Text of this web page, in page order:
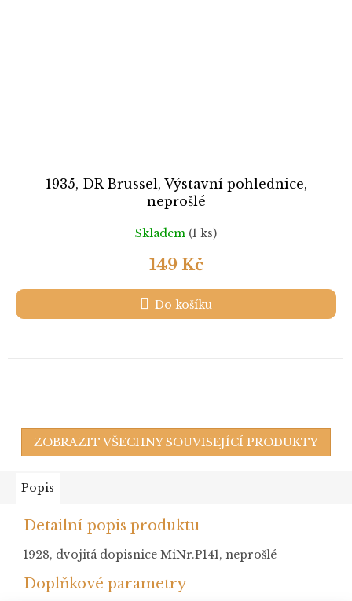
1935, DR Brussel, Výstavní pohlednice,
neprošlé
Skladem (1 ks)
149 Kč
Do košíku
ZOBRAZIT VŠECHNY SOUVISEJÍCÍ PRODUKTY
Popis
Detailní popis produktu
1928, dvojitá dopisnice MiNr.P141, neprošlé
Doplňkové parametry